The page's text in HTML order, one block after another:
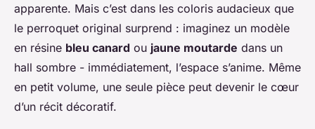
apparente. Mais c’est dans les coloris audacieux que
le perroquet original surprend : imaginez un modèle
en résine bleu canard ou jaune moutarde dans un
hall sombre - immédiatement, l’espace s’anime. Même
en petit volume, une seule pièce peut devenir le cœur
d’un récit décoratif.